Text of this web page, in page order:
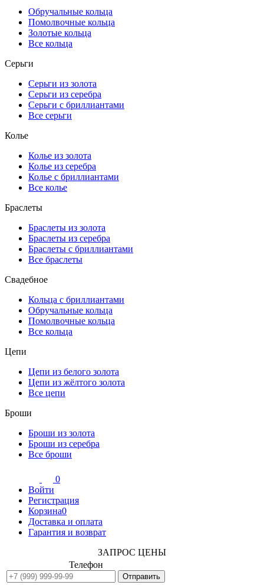
Обручальные кольца
Помолвочные кольца
Золотые кольца
Все кольца
Серьги
Серьги из золота
Серьги из серебра
Серьги с бриллиантами
Все серьги
Колье
Колье из золота
Колье из серебра
Колье с бриллиантами
Все колье
Браслеты
Браслеты из золота
Браслеты из серебра
Браслеты с бриллиантами
Все браслеты
Свадебное
Кольца с бриллиантами
Обручальные кольца
Помолвочные кольца
Все кольца
Цепи
Цепи из белого золота
Цепи из жёлтого золота
Все цепи
Броши
Броши из золота
Броши из серебра
Все броши
0
Войти
Регистрация
Корзина0
Доставка и оплата
Гарантия и возврат
ЗАПРОС ЦЕНЫ
Телефон